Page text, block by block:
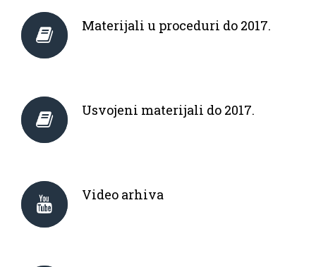
Materijali u proceduri do 2017.
Usvojeni materijali do 2017.
Video arhiva